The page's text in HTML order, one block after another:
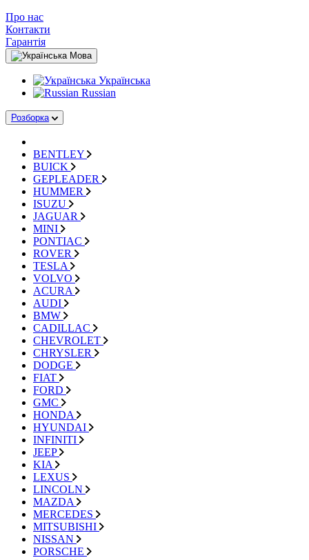
Про нас
Контакти
Гарантія
Мова
Українська
Russian
Розборка
BENTLEY
BUICK
GEPLEADER
HUMMER
ISUZU
JAGUAR
MINI
PONTIAC
ROVER
TESLA
VOLVO
ACURA
AUDI
BMW
CADILLAC
CHEVROLET
CHRYSLER
DODGE
FIAT
FORD
GMC
HONDA
HYUNDAI
INFINITI
JEEP
KIA
LEXUS
LINCOLN
MAZDA
MERCEDES
MITSUBISHI
NISSAN
PORSCHE